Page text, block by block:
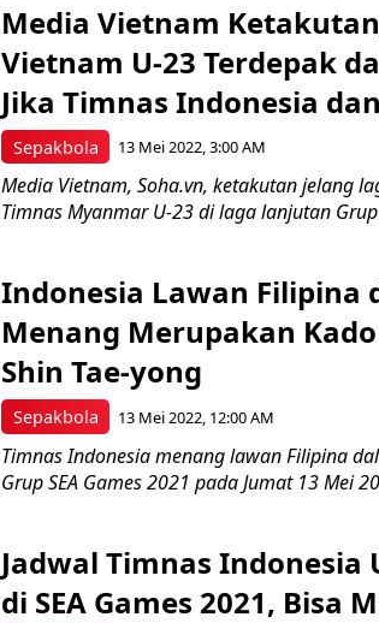
Sepakbola
Media Vietnam
Vietnam U-23 Terdepak
Jika Timnas Indonesia
13 Mei 2022, 3:00 AM
Media Vietnam, Soha.vn, ketakutan jelang
Timnas Myanmar U-23 di laga lanjutan Grup
Sepakbola
Indonesia Lawan Filipina
Menang Merupakan
Shin Tae-yong
13 Mei 2022, 12:00 AM
Timnas Indonesia menang lawan Filipina
Grup SEA Games 2021 pada Jumat 13 Mei
Jadwal Timnas Indonesia
di SEA Games 2021, Bisa